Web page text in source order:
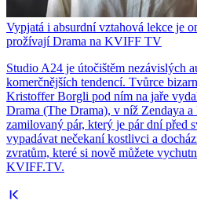
Vypjatá i absurdní vztahová lekce je
prožívají Drama na KVIFF TV
Studio A24 je útočištěm nezávislých
komerčnějších tendencí. Tvůrce
Kristoffer Borgli pod ním na jaře
Drama (The Drama), v níž Zendaya
zamilovaný pár, který je pár dní před
vypadávat nečekaní kostlivci a
zvratům, které si nově můžete
KVIFF.TV.